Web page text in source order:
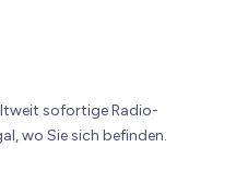
sofortige Radio-
wo Sie sich befinden.